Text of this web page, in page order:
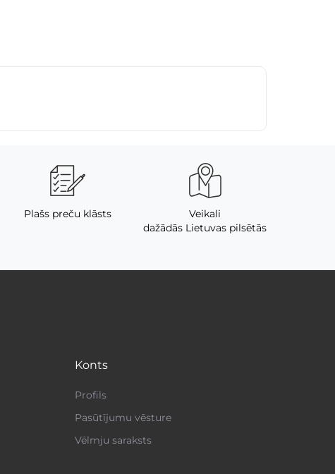
Plašs preču klāsts
Veikali
dažādās Lietuvas pilsētās
Konts
Profils
Pasūtījumu vēsture
Vēlmju saraksts